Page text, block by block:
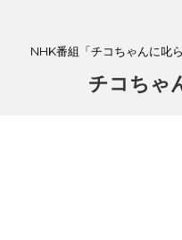
NHK番組「チコちゃんに叱
チコちゃ